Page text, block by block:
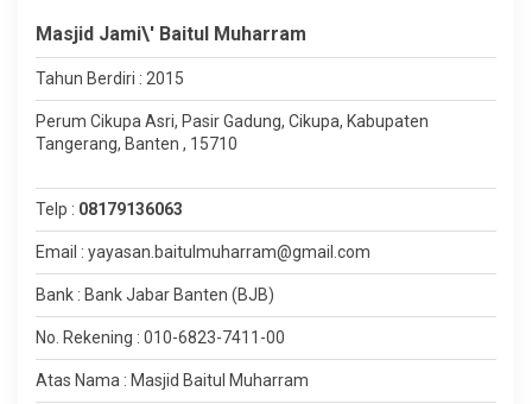
Masjid Jami\' Baitul Muharram
Tahun Berdiri : 2015
Perum Cikupa Asri, Pasir Gadung, Cikupa, Kabupaten
Tangerang, Banten , 15710
Telp : 08179136063
Email : yayasan.baitulmuharram@gmail.com
Bank : Bank Jabar Banten (BJB)
No. Rekening : 010-6823-7411-00
Atas Nama : Masjid Baitul Muharram